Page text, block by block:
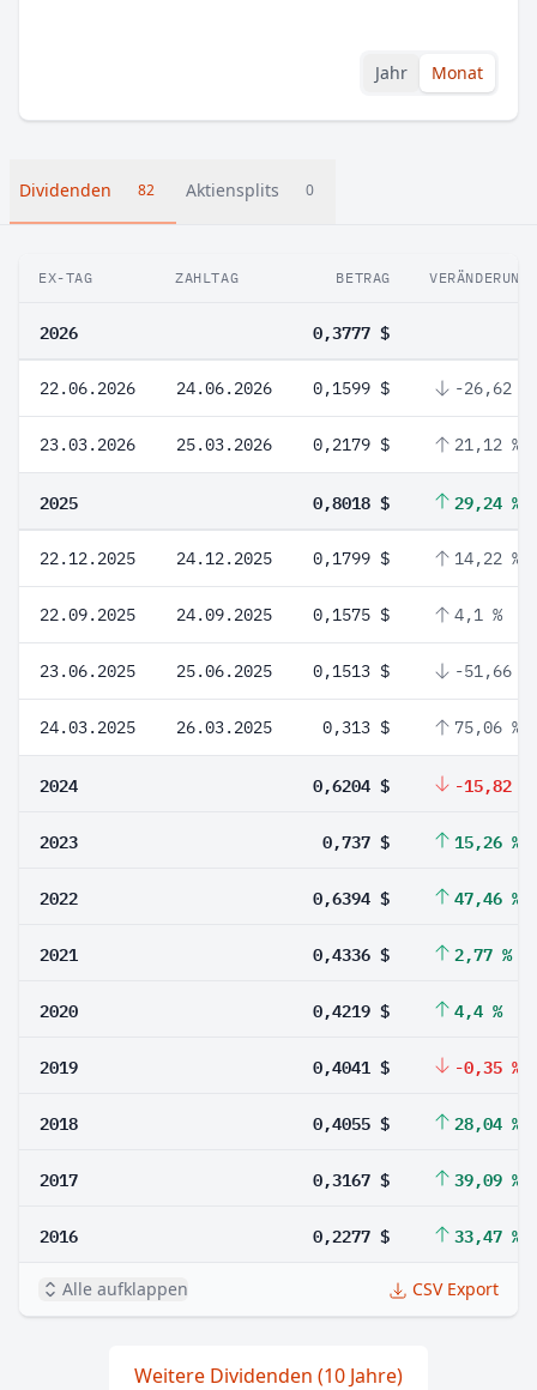
Jahr Monat
Dividenden 82 Aktiensplits 0
EX-TAG ZAHLTAG BETRAG VERÄNDERUNG
2026 0,3777 $
22.06.2026 24.06.2026 0,1599 $ -26,62 %
23.03.2026 25.03.2026 0,2179 $ 21,12 %
2025 0,8018 $ 29,24 %
22.12.2025 24.12.2025 0,1799 $ 14,22 %
22.09.2025 24.09.2025 0,1575 $ 4,1 %
23.06.2025 25.06.2025 0,1513 $ -51,66 %
24.03.2025 26.03.2025 0,313 $ 75,06 %
2024 0,6204 $ -15,82 %
2023 0,737 $ 15,26 %
2022 0,6394 $ 47,46 %
2021 0,4336 $ 2,77 %
2020 0,4219 $ 4,4 %
2019 0,4041 $ -0,35 %
2018 0,4055 $ 28,04 %
2017 0,3167 $ 39,09 %
2016 0,2277 $ 33,47 %
Alle aufklappen CSV Export
Weitere Dividenden (10 Jahre)